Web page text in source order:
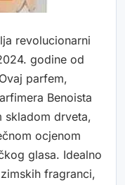
revolucionarni
godine od
parfem,
Benoista
skladom drveta,
ocjenom
glasa. Idealno
fragranci,